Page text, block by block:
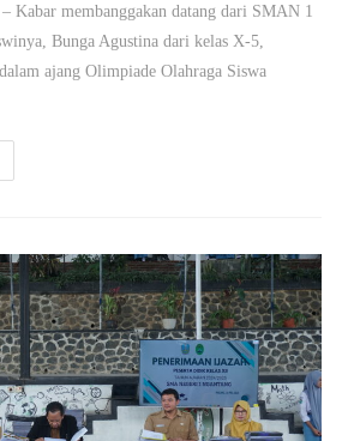
Kabar membanggakan datang dari SMAN 1
Bunga Agustina dari kelas X-5,
ajang Olimpiade Olahraga Siswa